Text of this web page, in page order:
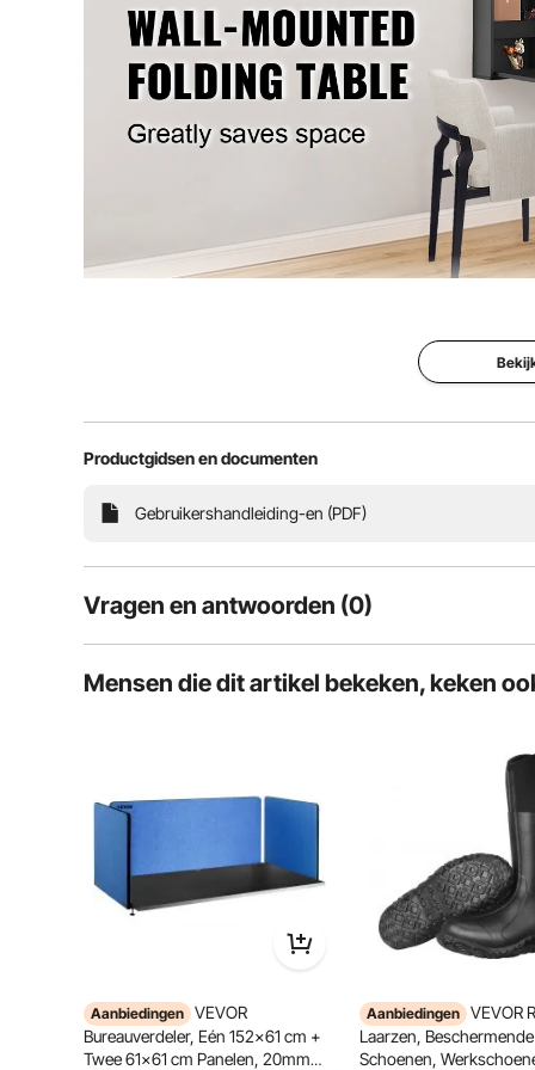
Gebogen hoekontwerp
Belangrijkste materialen spaanplaat
Nettogewicht product 35,27 lbs / 16 kg
of tentoonstellingstafel. Het premium bureaublad
voor
De hoogwaardige spaanplaat van onze
1,8 cm dikke plaat kan tot 45,4 kg dragen. Deze
Productgidsen en documenten
Gebruikershandleiding-en (PDF)
Vragen en antwoorden (0)
Is het product duurzaam? ...
Mensen die dit artikel bekeken, keken
Aanbiedingen VEVOR
Bureauverdeler, Eén 152x61 cm +
Twee 61x61 cm Panelen, 20mm
Aanbiedingen VEVOR
Laarzen, Beschermende
Schoenen,